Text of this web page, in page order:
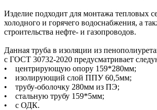
Изделие подходит для монтажа тепловых
холодного и горячего водоснабжения, а
строительства нефте- и газопроводов.
Данная труба в изоляции из
с ГОСТ 30732-2020 предусматривает
• центрирующую опору 159*280мм;
• изолирующий слой ППУ 60,5мм;
• трубу-оболочку 280мм из ПЭ;
• стальную трубу 159*5мм;
• с ОДК.